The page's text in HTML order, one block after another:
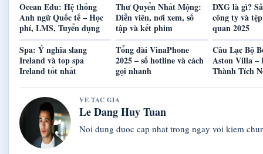
Ocean Edu: Hệ thống
Anh ngữ Quốc tế – Học
phí, LMS, Tuyển dụng
Thư Quyển Nhất Mộng:
Diễn viên, nơi xem, số
tập và kết phim
DXG là gì?
công ty và
quan 2025
Spa: Ý nghĩa slang
Ireland và top spa
Ireland tốt nhất
Tổng đài VinaPhone
2025 – số hotline và cách
gọi nhanh
Câu Lạc Bộ
Aston Villa –
Thành Tích
VE TAC GIA
Le Dang Huy Tuan
Noi dung duoc cap nhat trong ngay voi kiem